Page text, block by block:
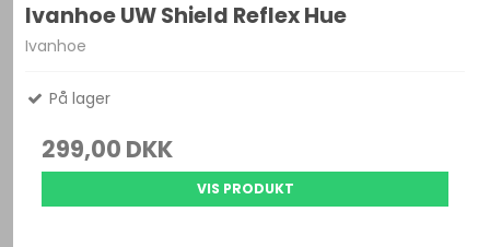
Ivanhoe UW Shield Reflex Hue
Ivanhoe
På lager
299,00 DKK
VIS PRODUKT